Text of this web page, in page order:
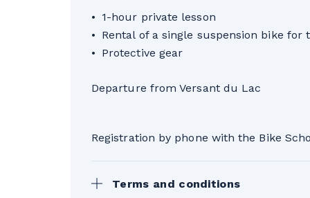
1-hour private lesson
Rental of a single suspension bike
Protective gear
Departure from Versant du Lac
Registration by phone with the Bike
Terms and conditions